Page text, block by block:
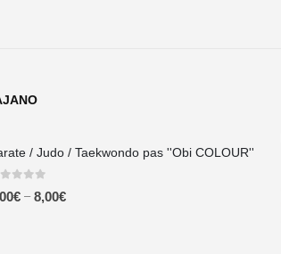
/ Judo / Taekwondo pas ''Obi COLOUR''
€ – 8,00€